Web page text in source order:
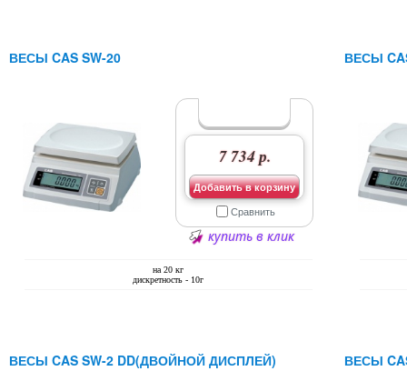
ВЕСЫ CAS SW-20
на 20 кг
дискретность - 10г
7 734 р.
Добавить в корзину
Сравнить
купить в клик
ВЕСЫ
ВЕСЫ CAS SW-2 DD(ДВОЙНОЙ ДИСПЛЕЙ) ВЕСЫ